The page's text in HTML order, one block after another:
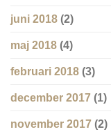
juni 2018 (2)
maj 2018 (4)
februari 2018 (3)
december 2017 (1)
november 2017 (2)